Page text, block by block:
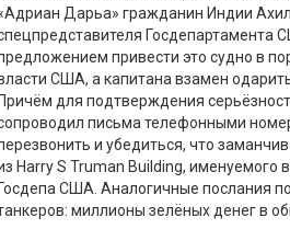
Дарьа» гражданин Индии
Госдепартамента
привести это судно в
США, а капитана взамен одар
Причём для подтверждения серьё
письма телефонными
и убедиться, что
HarryS Truman Building, именуемого
Госдепа США. Аналогичные послания
миллионы зелёных денег в